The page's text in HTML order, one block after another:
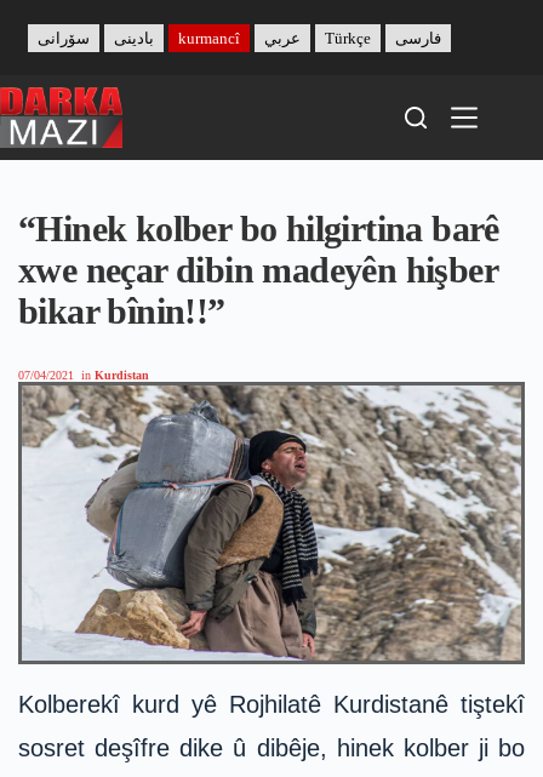
content
بادینی سۆرانی kurmancî عربي Türkçe فارسی
“Hinek kolber bo hilgirtina barê
xwe neçar dibin madeyên hişber
bikar bînin!!”
07/04/2021 in Kurdistan
Kolberekî kurd yê Rojhilatê Kurdistanê tiştekî
sosret deşîfre dike û dibêje, hinek kolber ji bo